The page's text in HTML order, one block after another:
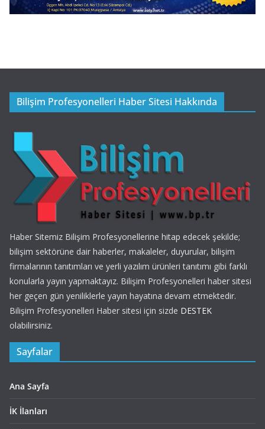
Bilişim Profesyonelleri Haber Sitesi Hakkında
Haber Sitemiz Bilişim Profesyonellerine hitap edecek şekilde;
bilişim sektörüne dair haberler, makaleler, duyurular, bilişim
firmalarının tanıtımları ve yerli yazılım ürünleri tanıtımı gibi farklı
konularla yayın yapmaktayız. Bilişim Profesyonelleri haber sitesi
her geçen gün yeniliklerle yayın hayatına devam etmektedir.
Bilişim Profesyonelleri Haber sitesi için sizde DESTEK
olabilirsiniz.
Sayfalar
Ana Sayfa
İK İlanları